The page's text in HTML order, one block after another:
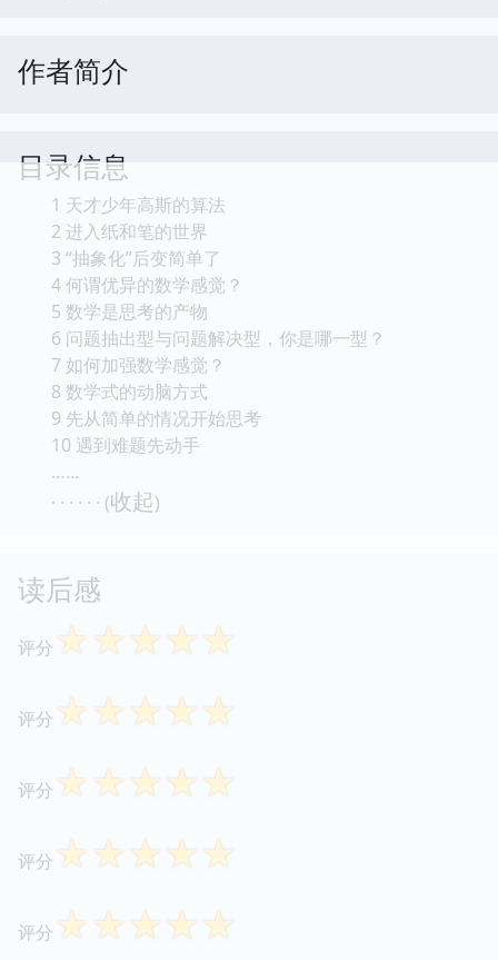
作者简介
目录信息
1 天才少年高斯的算法
2 进入纸和笔的世界
3 “抽象化”后变简单了
4 何谓优异的数学感觉？
5 数学是思考的产物
6 问题抽出型与问题解决型，你是哪一型？
7 如何加强数学感觉？
8 数学式的动脑方式
9 先从简单的情况开始思考
10 遇到难题先动手
……
· · · · · · (收起)
读后感
评分 ☆☆☆☆☆
评分 ☆☆☆☆☆
评分 ☆☆☆☆☆
评分 ☆☆☆☆☆
评分 ☆☆☆☆☆